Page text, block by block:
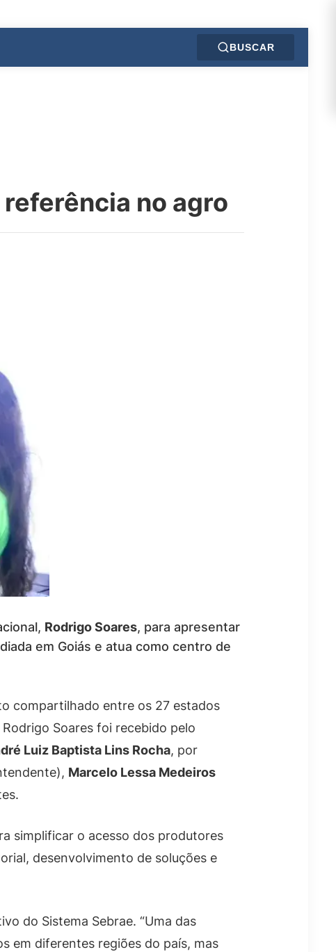
BUSCAR
no agro
Rodrigo Soares, para apresentar
em Goiás e atua como centro de
compartilhado entre os 27 estados
Soares foi recebido pelo
Luiz Baptista Lins Rocha, por
Marcelo Lessa Medeiros
simplificar o acesso dos produtores
desenvolvimento de soluções e
do Sistema Sebrae. “Uma das
em diferentes regiões do país, mas